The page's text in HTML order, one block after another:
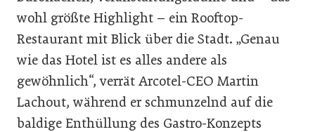
wohl größte Highlight – ein Rooftop-
Restaurant mit Blick über die Stadt. „Genau
wie das Hotel ist es alles andere als
gewöhnlich“, verrät Arcotel-CEO Martin
Lachout, während er schmunzelnd auf die
baldige Enthüllung des Gastro-Konzepts